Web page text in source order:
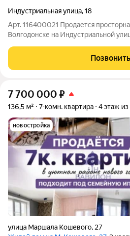
Индустриальная улица,18
Арт. 116400021 Продается
Волгодонске на Индустриальной
Кухня 10 кв. м идеально подойдет
выходят как на
Позвонить
7 700 000 ₽
136,5 м² 7-комн. квартира 4 этаж из
новостройка
улица Маршала Кошевого, 27